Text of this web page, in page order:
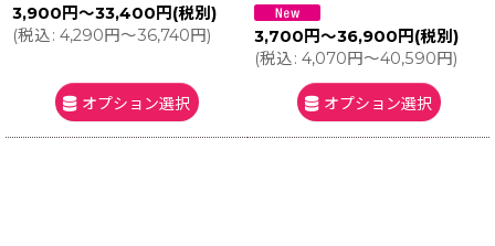
3,900 円～33,400 円 (税別)
(税込: 4,290円～36,740円)
オプション選択
3,700 円～36,900 円 (税別)
(税込: 4,070円～40,590円)
オプション選択